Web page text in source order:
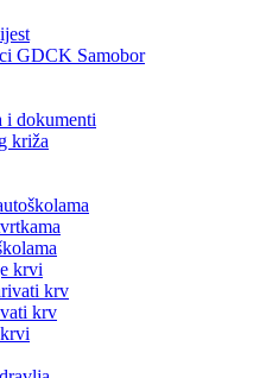
GDCK Samobor
i dokumenti
križa
krvi
krv
krv